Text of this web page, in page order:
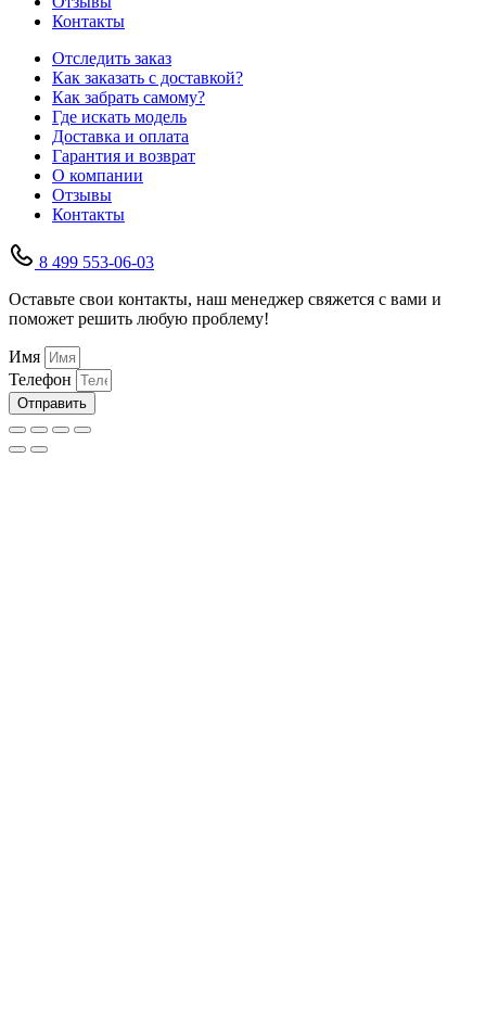
Контакты
Отследить заказ
Как заказать с доставкой?
Как забрать самому?
Где искать модель
Доставка и оплата
Гарантия и возврат
О компании
Отзывы
Контакты
8 499 553-06-03
Оставьте свои контакты, наш менеджер свяжется с вами и
поможет решить любую проблему!
Имя
Телефон
Отправить